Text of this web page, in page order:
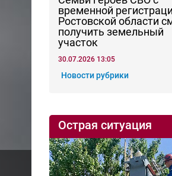
временной
Ростовской области
получить земельный
участок
30.07.2026 13:05
Новости рубрики
Острая ситуация